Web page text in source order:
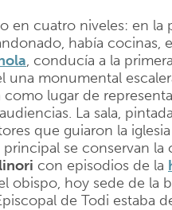
en cuatro niveles: en la
había cocinas,
, conducía a la
una monumental
como lugar de
La sala,
que guiaron la
se conservan la
con episodios de la
obispo, hoy sede de la
de Todi estaba